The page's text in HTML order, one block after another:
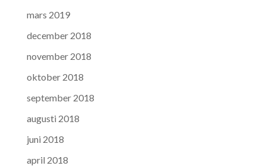
mars 2019
december 2018
november 2018
oktober 2018
september 2018
augusti 2018
juni 2018
april 2018